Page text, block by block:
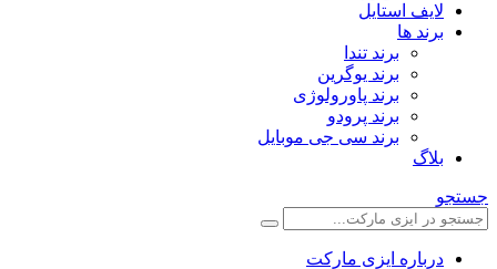
لایف استایل
برند ها
برند تندا
برند یوگرین
برند پاورولوژی
برند پرودو
برند سی جی موبایل
بلاگ
جستجو
درباره ایزی مارکت